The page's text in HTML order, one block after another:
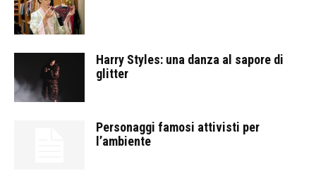
Harry Styles: una danza al sapore di
glitter
Personaggi famosi attivisti per
l’ambiente